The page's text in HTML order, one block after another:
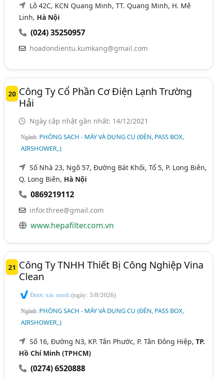
Lô 42C, KCN Quang Minh, TT. Quang Minh, H. Mê
Linh, Hà Nội
(024) 35250957
hoadondientu.kumkang@gmail.com
20 Công Ty Cổ Phần Cơ Điện Lạnh Trường
Hải
Ngày cập nhật gần nhất: 14/12/2021
Ngành: PHÒNG SẠCH - MÁY VÀ DỤNG CỤ (ĐÈN, PASS BOX,
AIRSHOWER,.)
Số Nhà 23, Ngõ 57, Đường Bát Khối, Tổ 5, P. Long Biên,
Q. Long Biên, Hà Nội
0869219112
infor.three@gmail.com
www.hepafilter.com.vn
21 Công Ty TNHH Thiết Bị Công Nghiệp Vina
Clean
Được xác minh(ngày: 5/8/2026)
Ngành: PHÒNG SẠCH - MÁY VÀ DỤNG CỤ (ĐÈN, PASS BOX,
AIRSHOWER,.)
Số 16, Đường N3, KP. Tân Phước, P. Tân Đông Hiệp,TP.
Hồ Chí Minh (TPHCM)
(0274) 6520888